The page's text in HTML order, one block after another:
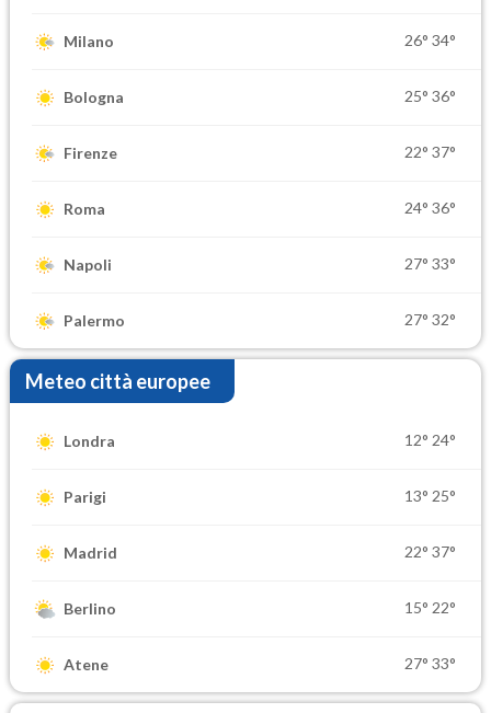
Milano 26° 34°
Bologna 25° 36°
Firenze 22° 37°
Roma 24° 36°
Napoli 27° 33°
Palermo 27° 32°
Meteo città europee
Londra 12° 24°
Parigi 13° 25°
Madrid 22° 37°
Berlino 15° 22°
Atene 27° 33°